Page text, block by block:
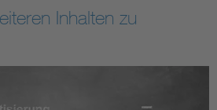
Inhalten zu